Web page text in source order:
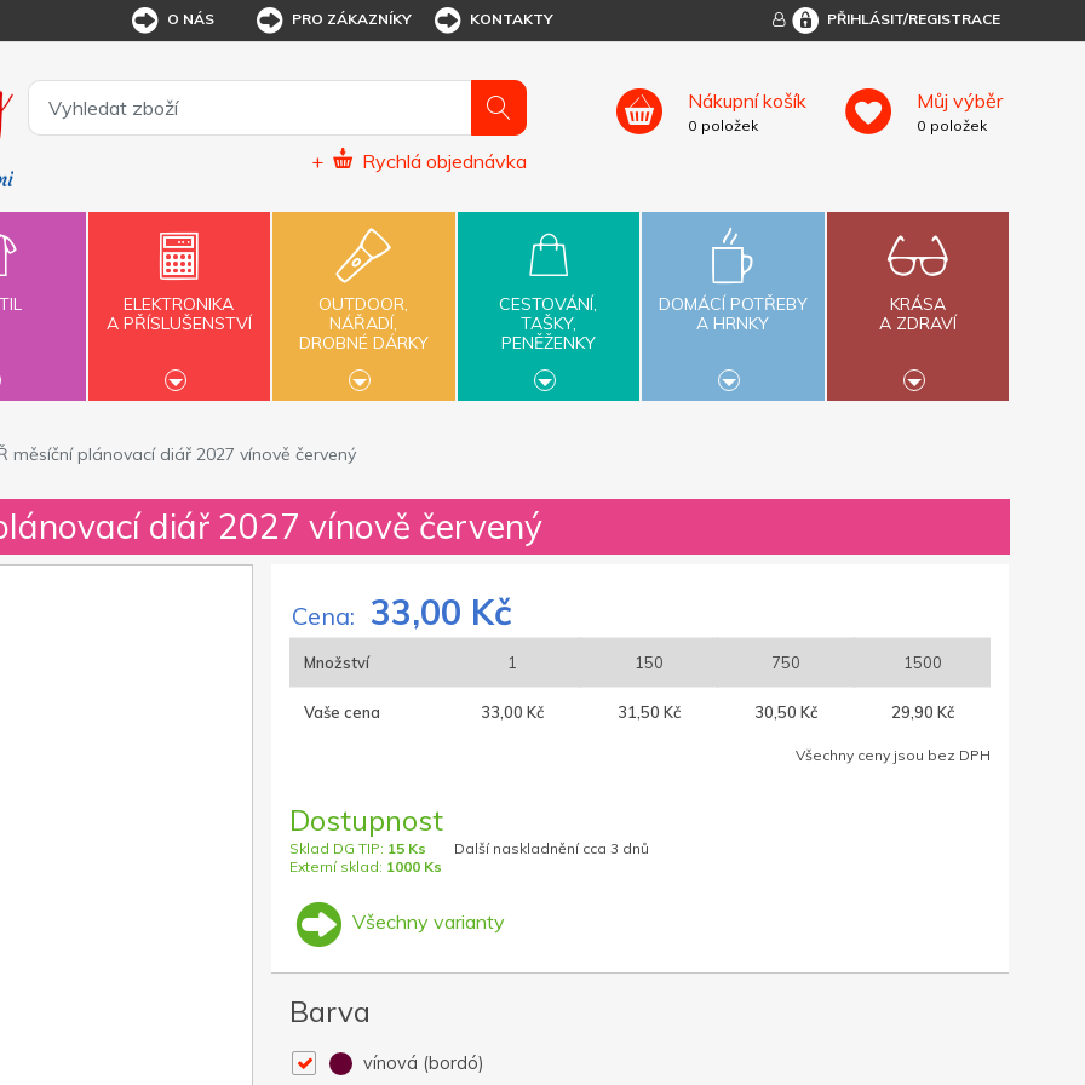
O NÁS PRO ZÁKAZNÍKY KONTAKTY PŘIHLÁSIT/REGISTRACE
+ Rychlá objednávka
Nákupní košík
0 položek
Můj výběr
0 položek
ELEKTRONIKA
A PŘÍSLUŠENSTVÍ
OUTDOOR,
NÁŘADÍ,
DROBNÉ DÁRKY
CESTOVÁNÍ,
TAŠKY,
PENĚŽENKY
DOMÁCÍ POTŘEBY
A HRNKY
KRÁSA
A ZDRAVÍ
měsíční plánovací diář 2027 vínově červený
diář 2027 vínově červený
Cena: 33,00 Kč
Množství 1 150 750 1500
Vaše cena 33,00 Kč 31,50 Kč 30,50 Kč 29,90 Kč
Všechny ceny jsou bez DPH
Dostupnost
Sklad DG TIP: 15 Ks
Externí sklad: 1000 Ks
Další naskladnění cca 3 dnů
Všechny varianty
Barva
vínová (bordó)